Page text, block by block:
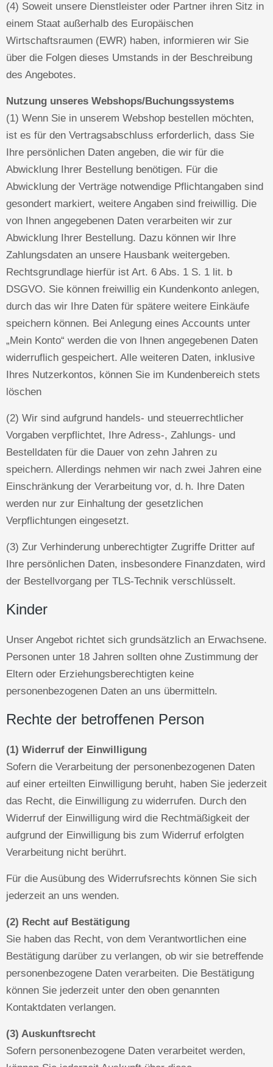
(4) Soweit unsere Dienstleister oder Partner ihren Sitz in
einem Staat außerhalb des Europäischen
Wirtschaftsraumen (EWR) haben, informieren wir Sie
über die Folgen dieses Umstands in der Beschreibung
des Angebotes.
Nutzung unseres Webshops/Buchungssystems
(1) Wenn Sie in unserem Webshop bestellen möchten,
ist es für den Vertragsabschluss erforderlich, dass Sie
Ihre persönlichen Daten angeben, die wir für die
Abwicklung Ihrer Bestellung benötigen. Für die
Abwicklung der Verträge notwendige Pflichtangaben sind
gesondert markiert, weitere Angaben sind freiwillig. Die
von Ihnen angegebenen Daten verarbeiten wir zur
Abwicklung Ihrer Bestellung. Dazu können wir Ihre
Zahlungsdaten an unsere Hausbank weitergeben.
Rechtsgrundlage hierfür ist Art. 6 Abs. 1 S. 1 lit. b
DSGVO. Sie können freiwillig ein Kundenkonto anlegen,
durch das wir Ihre Daten für spätere weitere Einkäufe
speichern können. Bei Anlegung eines Accounts unter
„Mein Konto“ werden die von Ihnen angegebenen Daten
widerruflich gespeichert. Alle weiteren Daten, inklusive
Ihres Nutzerkontos, können Sie im Kundenbereich stets
löschen
(2) Wir sind aufgrund handels- und steuerrechtlicher
Vorgaben verpflichtet, Ihre Adress-, Zahlungs- und
Bestelldaten für die Dauer von zehn Jahren zu
speichern. Allerdings nehmen wir nach zwei Jahren eine
Einschränkung der Verarbeitung vor, d. h. Ihre Daten
werden nur zur Einhaltung der gesetzlichen
Verpflichtungen eingesetzt.
(3) Zur Verhinderung unberechtigter Zugriffe Dritter auf
Ihre persönlichen Daten, insbesondere Finanzdaten, wird
der Bestellvorgang per TLS-Technik verschlüsselt.
Kinder
Unser Angebot richtet sich grundsätzlich an Erwachsene.
Personen unter 18 Jahren sollten ohne Zustimmung der
Eltern oder Erziehungsberechtigten keine
personenbezogenen Daten an uns übermitteln.
Rechte der betroffenen Person
(1) Widerruf der Einwilligung
Sofern die Verarbeitung der personenbezogenen Daten
auf einer erteilten Einwilligung beruht, haben Sie jederzeit
das Recht, die Einwilligung zu widerrufen. Durch den
Widerruf der Einwilligung wird die Rechtmäßigkeit der
aufgrund der Einwilligung bis zum Widerruf erfolgten
Verarbeitung nicht berührt.
Für die Ausübung des Widerrufsrechts können Sie sich
jederzeit an uns wenden.
(2) Recht auf Bestätigung
Sie haben das Recht, von dem Verantwortlichen eine
Bestätigung darüber zu verlangen, ob wir sie betreffende
personenbezogene Daten verarbeiten. Die Bestätigung
können Sie jederzeit unter den oben genannten
Kontaktdaten verlangen.
(3) Auskunftsrecht
Sofern personenbezogene Daten verarbeitet werden,